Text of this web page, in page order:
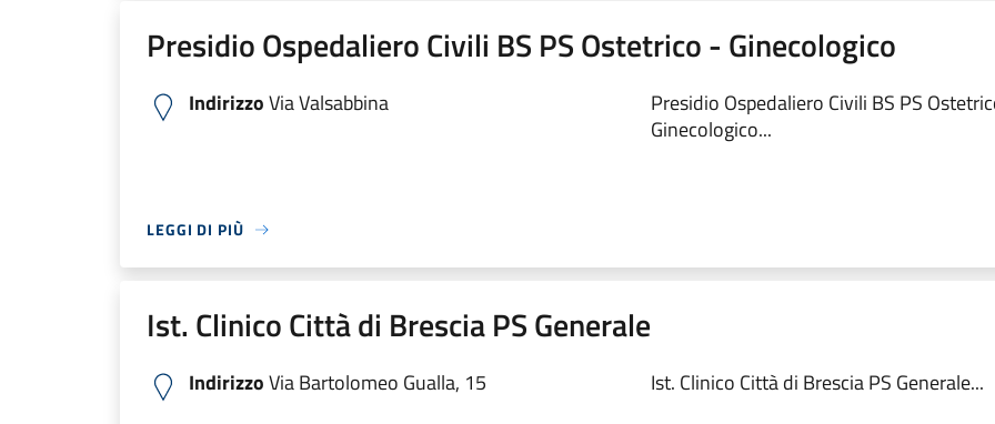
Presidio Ospedaliero Civili BS PS Ostetrico - Ginecologico
IndirizzoVia Valsabbina
Presidio Ospedaliero Civili BS PS
Ginecologico...
LEGGI DI PIÙ
Ist. Clinico Città di Brescia PS Generale
IndirizzoVia Bartolomeo Gualla, 15 Ist. Clinico Città di Brescia PS Generale...